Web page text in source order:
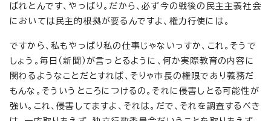
ばれとんです、やっぱり。だから、必ず今の戦後の民主主義社会
においては民主的根拠が要るんですよ、権力行使には。
ですから、私もやっぱり私の仕事じゃないっすか、これ。そうで
しょう。毎日（新聞）が言っとるように、何か実際教育の内容に
関わるようなことだとすれば、そりゃ市長の権限であり義務だ
もんな。そういうところにつけるの。それに侵害しとる可能性が
強い。これ、侵害してますよ、それは。だで、それを調査するべき